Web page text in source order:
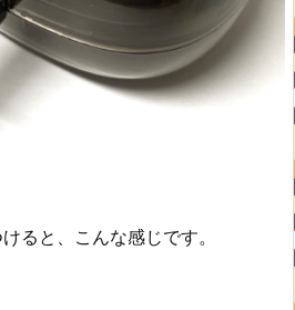
ると、こんな感じです。